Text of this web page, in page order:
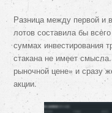
Разница между первой и
лотов составила бы
суммах инвестирования
стакана не имеет
рыночной цене» и сразу
акции.